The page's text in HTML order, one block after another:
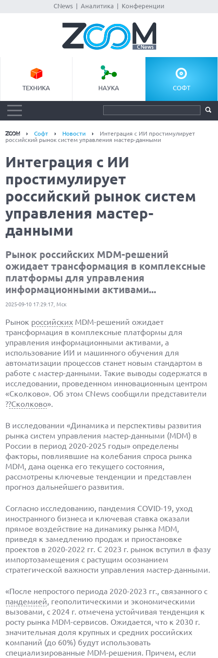
CNews Аналитика Конференции
ТЕХНИКА НАУКА СОФТ
Софт Новости
Интеграция с ИИ простимулирует
российский рынок систем управления мастер-данными
Интеграция с ИИ
простимулирует
российский рынок систем
управления мастер-
данными
Рынок российских MDM-решений
ожидает трансформация в комплексные
платформы для управления
информационными активами...
2025-09-10 17:29:17, Мск
Рынок российских MDM-решений ожидает
трансформация в комплексные платформы для
управления информационными активами, а
использование ИИ и машинного обучения для
автоматизации процессов станет новым стандартом в
работе с мастер-данными. Такие выводы содержатся в
исследовании, проведенном инновационным центром
«Сколково». Об этом CNews сообщили представители
??Сколково».
В исследовании «Динамика и перспективы развития
рынка систем управления мастер-данными (MDM) в
России в период 2020-2025 годы» определены
факторы, повлиявшие на колебания спроса рынка
MDM, дана оценка его текущего состояния,
рассмотрены ключевые тенденции и представлен
прогноз дальнейшего развития.
Согласно исследованию, пандемия COVID-19, уход
иностранного бизнеса и ключевая ставка оказали
прямое воздействие на динамику рынка MDM,
приведя к замедлению продаж и приостановке
проектов в 2020-2022 гг. С 2023 г. рынок вступил в фазу
импортозамещения с растущим осознанием
стратегической важности управления мастер-данными.
«После непростого периода 2020-2023 гг., связанного с
пандемией, геополитическими и экономическими
вызовами, с 2024 г. отмечена устойчивая тенденция к
росту рынка MDM-сервисов. Ожидается, что к 2030 г.
значительная доля крупных и средних российских
компаний (до 60%) будут использовать
специализированные MDM-решения. Причем, если